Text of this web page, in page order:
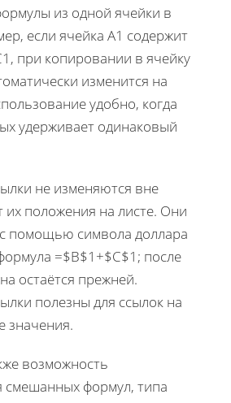
из одной ячейки в
если ячейка A1 содержит
при копировании в ячейку
изменится на
удобно, когда
удерживает одинаковый
не изменяются вне
их положения на листе. Они
помощью символа доллара
=$B$1+$C$1; после
остаётся прежней.
полезны для ссылок на
значения.
возможность
смешанных формул, типа